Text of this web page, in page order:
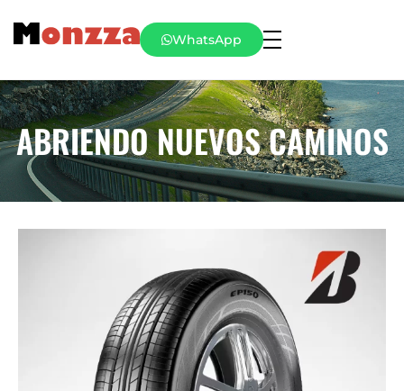
WhatsApp
ABRIENDO NUEVOS CAMINOS